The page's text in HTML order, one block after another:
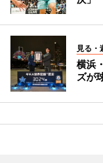
見る・
横浜
ズが